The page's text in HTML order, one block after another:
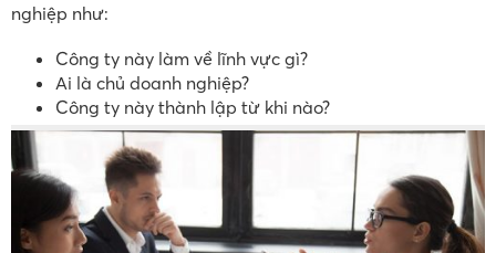
nghiệp như:
Công ty này làm về lĩnh vực gì?
Ai là chủ doanh nghiệp?
Công ty này thành lập từ khi nào?